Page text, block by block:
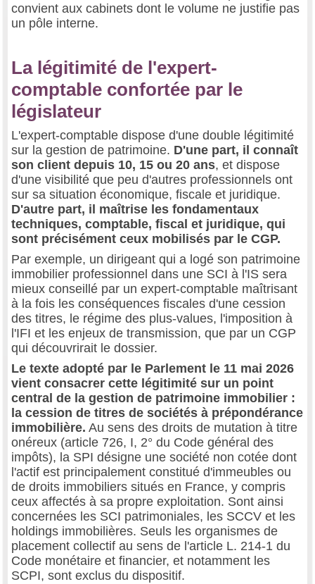
convient aux cabinets dont le volume ne justifie pas
un pôle interne.
La légitimité de l'expert-
comptable confortée par le
législateur
L'expert-comptable dispose d'une double légitimité
sur la gestion de patrimoine. D'une part, il connaît
son client depuis 10, 15 ou 20 ans, et dispose
d'une visibilité que peu d'autres professionnels ont
sur sa situation économique, fiscale et juridique.
D'autre part, il maîtrise les fondamentaux
techniques, comptable, fiscal et juridique, qui
sont précisément ceux mobilisés par le CGP.
Par exemple, un dirigeant qui a logé son patrimoine
immobilier professionnel dans une SCI à l'IS sera
mieux conseillé par un expert-comptable maîtrisant
à la fois les conséquences fiscales d'une cession
des titres, le régime des plus-values, l'imposition à
l'IFI et les enjeux de transmission, que par un CGP
qui découvrirait le dossier.
Le texte adopté par le Parlement le 11 mai 2026
vient consacrer cette légitimité sur un point
central de la gestion de patrimoine immobilier :
la cession de titres de sociétés à prépondérance
immobilière. Au sens des droits de mutation à titre
onéreux (article 726, I, 2° du Code général des
impôts), la SPI désigne une société non cotée dont
l'actif est principalement constitué d'immeubles ou
de droits immobiliers situés en France, y compris
ceux affectés à sa propre exploitation. Sont ainsi
concernées les SCI patrimoniales, les SCCV et les
holdings immobilières. Seuls les organismes de
placement collectif au sens de l'article L. 214-1 du
Code monétaire et financier, et notamment les
SCPI, sont exclus du dispositif.